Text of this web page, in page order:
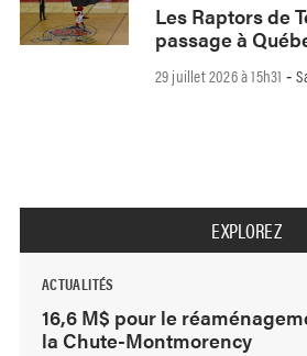
Les Raptors de
passage à
29 juillet 2026 à 15h31 -
EXPLOREZ
ACTUALITÉS
16,6 M$ pour le
la Chute-Montmorency